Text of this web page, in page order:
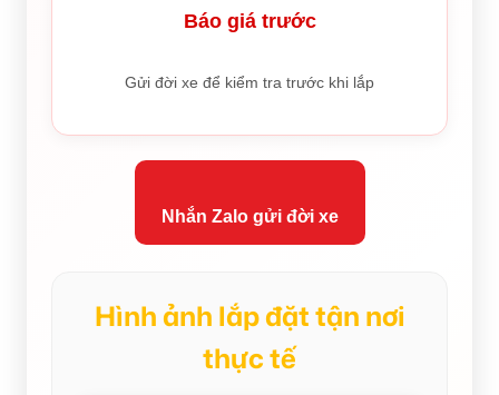
Báo giá trước
Gửi đời xe để kiểm tra trước khi lắp
Nhắn Zalo gửi đời xe
Hình ảnh lắp đặt tận nơi
thực tế